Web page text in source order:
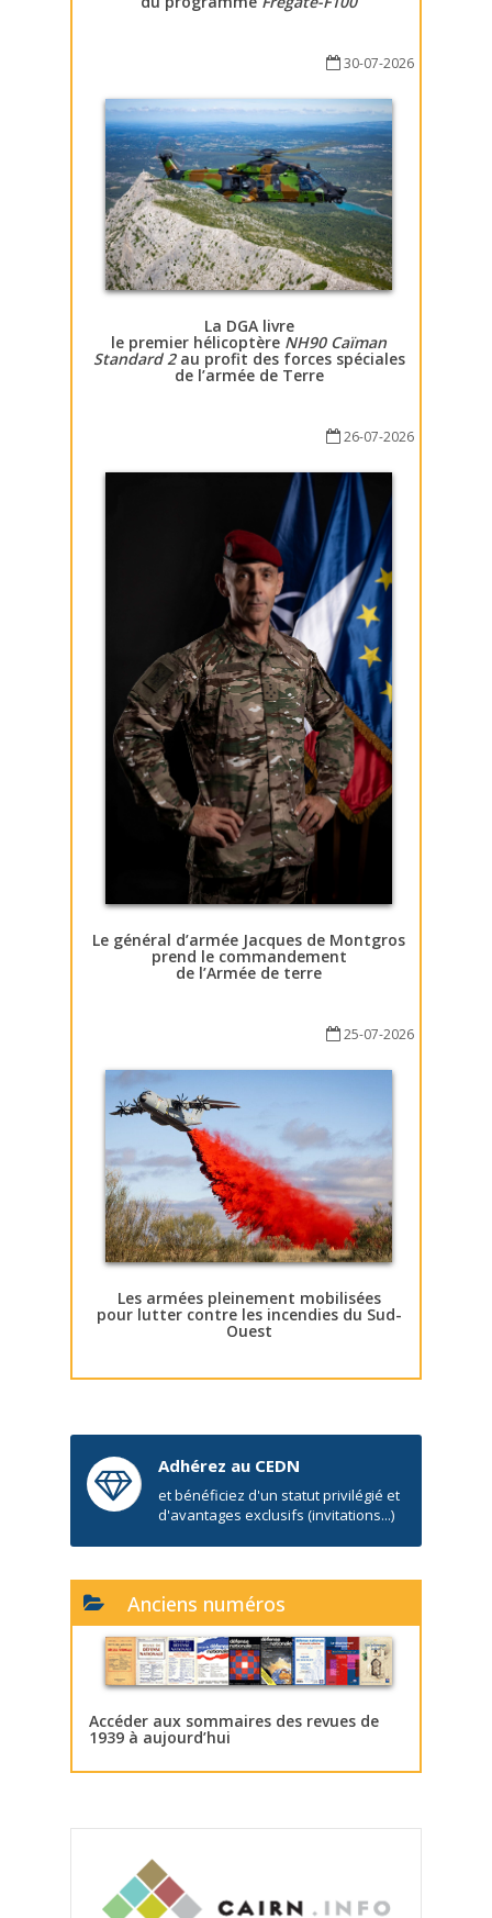
30-07-2026
La DGA livre
le premier hélicoptère NH90 Caïman
Standard 2au profit des forces spéciales
de l’armée de Terre
26-07-2026
Le général d’armée Jacques de Montgros
prend le commandement
de l’Armée de terre
25-07-2026
Les armées pleinement mobilisées
pour lutter contre les incendies du Sud-
Ouest
Adhérez au CEDN
et bénéficiez d'un statut privilégié et
d'avantages exclusifs (invitations...)
Anciens numéros
Accéder aux sommaires des revues de
1939 à aujourd’hui